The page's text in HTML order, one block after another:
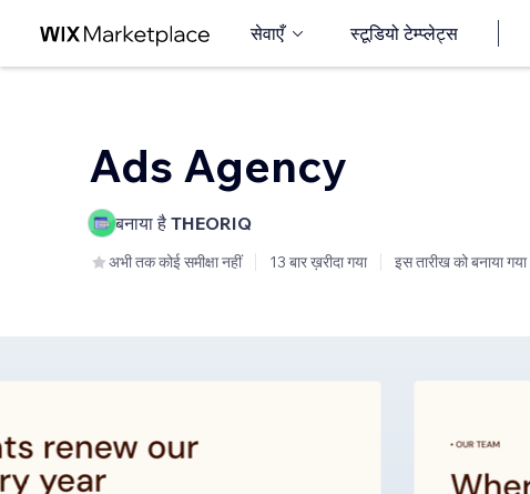
सेवाएँ स्टूडियो टेम्प्लेट्स
Ads Agency
बनाया है THEORIQ
अभी तक कोई समीक्षा नहीं 13 बार ख़रीदा गया इस तारीख को बनाया गया